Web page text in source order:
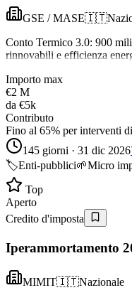
GSE / MASE🇮🇹
Conto Termico 3.0: 900
rinnovabili e efficienza
Importo max
€2 M
da €5k
Contributo
Fino al 65% per interventi
145 giorni · 31 dic 2026
🏷️Enti-pubblici🌱Micro
Top
Aperto
Credito d'imposta
Iperammortamento
MIMIT🇮🇹Nazionale